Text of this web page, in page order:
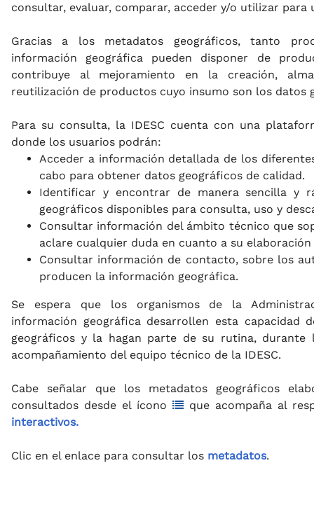
consultar, evaluar, comparar, acceder y/o utilizar
Gracias a los metadatos geográficos, tanto
información geográfica pueden disponer de
contribuye al mejoramiento en la creación,
reutilización de productos cuyo insumo son los datos
Para su consulta, la IDESC cuenta con una
donde los usuarios podrán:
Acceder a información detallada de los
cabo para obtener datos geográficos de calidad.
Identificar y encontrar de manera sencilla y
geográficos disponibles para consulta, uso y
Consultar información del ámbito técnico que
aclare cualquier duda en cuanto a su
Consultar información de contacto, sobre los
producen la información geográfica.
Se espera que los organismos de la
información geográfica desarrollen esta capacidad
geográficos y la hagan parte de su rutina,
acompañamiento del equipo técnico de la IDESC.
Cabe señalar que los metadatos geográficos
consultados desde el ícono
que acompaña al
interactivos.
Clic en el enlace para consultar los metadatos.